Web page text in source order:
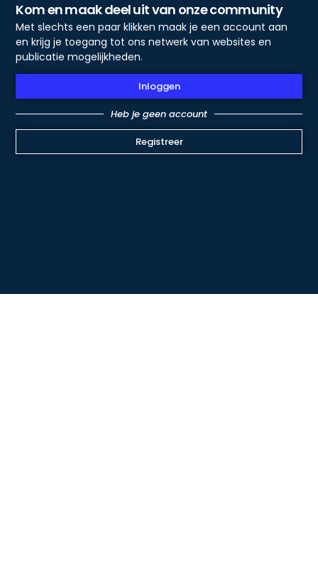
Kom en maak deel uit van onze community
Met slechts een paar klikken maak je een account aan
en krijg je toegang tot ons netwerk van websites en
publicatie mogelijkheden.
Inloggen
Heb je geen account
Registreer